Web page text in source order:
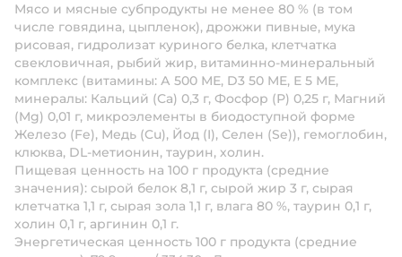
Мясо и мясные субпродукты не менее 80 % (в том
числе говядина, цыпленок), дрожжи пивные, мука
рисовая, гидролизат куриного белка, клетчатка
свекловичная, рыбий жир, витаминно-минеральный
комплекс (витамины: А 500 МЕ, D3 50 ME, Е 5 МЕ,
минералы: Кальций (Са) 0,3 г, Фосфор (Р) 0,25 г, Магний
(Mg) 0,01 г, микроэлементы в биодоступной форме
Железо (Fe), Медь (Cu), Йод (I), Селен (Se)), гемоглобин,
клюква, DL-метионин, таурин, холин.
Пищевая ценность на 100 г продукта (средние
значения): сырой белок 8,1 г, сырой жир 3 г, сырая
клетчатка 1,1 г, сырая зола 1,1 г, влага 80 %, таурин 0,1 г,
холин 0,1 г, аргинин 0,1 г.
Энергетическая ценность 100 г продукта (средние